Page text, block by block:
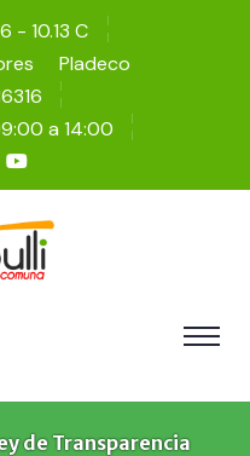
- 10.13 C
Pladeco
a 14:00
de Transparencia